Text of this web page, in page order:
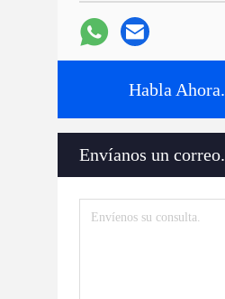
Habla Ahora.
Envíanos un correo.